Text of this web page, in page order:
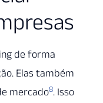
de forma
Elas também
mercado8. Isso